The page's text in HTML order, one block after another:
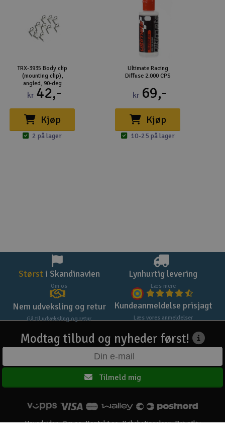
TRX-3935 Body clip
(mounting clip),
angled, 90-deg
kr 42,-
Kjøp
2 på lager
Ultimate Racing
Diffuse 2.000 CPS
kr 69,-
Kjøp
10-25 på lager
Størst i Skandinavien
Om os
Lynhurtig levering
Læs mere
Nem udveksling og retur
Gå til udveksling og retur
Kundeanmeldelse prisjagt
Læs vores anmeldelser
Modtag tilbud og nyheder først!
Tilmeld mig
Hovedsiden Om os Kontakt os Købsbetingelser Privatliv